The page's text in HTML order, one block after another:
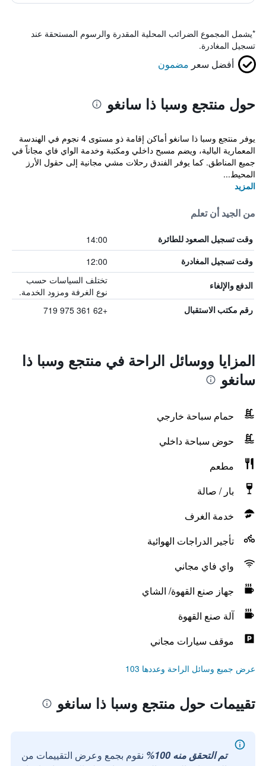
*يشمل المجموع الضرائب المحلية المقدرة والرسوم المستحقة عند
تسجيل المغادرة.
أفضل سعر مضمون
حول منتجع وسبا ذا سانغو
يوفر منتجع وسبا ذا سانغو أماكن إقامة ذو مستوى 4 نجوم في الهندسة
المعمارية البالية، ويضم مسبح داخلي ومكتبة وخدمة الواي فاي مجاناً في
جميع المناطق. كما يوفر الفندق رحلات مشي مجانية إلى حقول الأرز
المحيط...
المزيد
من الجيد أن تعلم
وقت تسجيل الصعود للطائرة 14:00
وقت تسجيل المغادرة 12:00
الدفع والإلغاء
تختلف السياسات حسب
نوع الغرفة ومزود الخدمة.
رقم مكتب الاستقبال +62 361 975 719
المزايا ووسائل الراحة في منتجع وسبا ذا
سانغو
حمام سباحة خارجي
حوض سباحة داخلي
مطعم
بار / صالة
خدمة الغرف
تأجير الدراجات الهوائية
واي فاي مجاني
جهاز صنع القهوة/ الشاي
آلة صنع القهوة
موقف سيارات مجاني
عرض جميع وسائل الراحة وعددها 103
تقييمات حول منتجع وسبا ذا سانغو
تم التحقق منه 100%
نقوم بجمع وعرض التقييمات من